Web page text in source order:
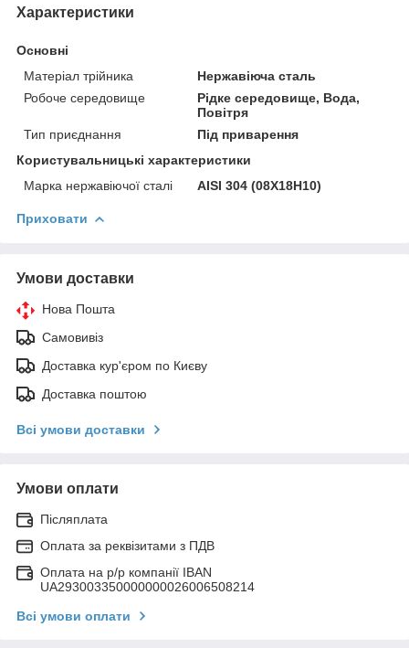
Характеристики
Основні
Матеріал трійника
Нержавіюча сталь
Робоче середовище
Рідке середовище, Вода,
Повітря
Тип приєднання
Під приварення
Користувальницькі характеристики
Марка нержавіючої сталі
AISI 304 (08Х18Н10)
Приховати
Умови доставки
Нова Пошта
Самовивіз
Доставка кур'єром по Києву
Доставка поштою
Всі умови доставки
Умови оплати
Післяплата
Оплата за реквізитами з ПДВ
Оплата на р/р компанії IBAN
UA293003350000000026006508214
Всі умови оплати